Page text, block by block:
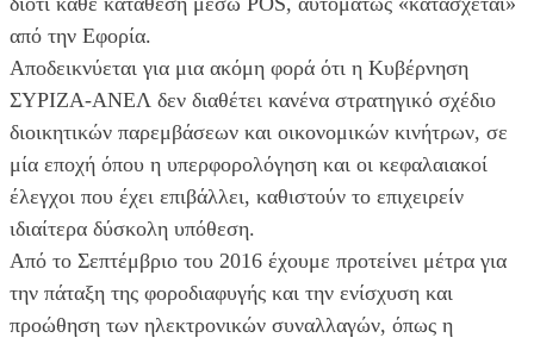
από την Εφορία.
Αποδεικνύεται για μια ακόμη φορά ότι η Κυβέρνηση
ΣΥΡΙΖΑ-ΑΝΕΛ δεν διαθέτει κανένα στρατηγικό σχέδιο
διοικητικών παρεμβάσεων και οικονομικών κινήτρων, σε
μία εποχή όπου η υπερφορολόγηση και οι κεφαλαιακοί
έλεγχοι που έχει επιβάλλει, καθιστούν το επιχειρείν
ιδιαίτερα δύσκολη υπόθεση.
Από το Σεπτέμβριο του 2016 έχουμε προτείνει μέτρα για
την πάταξη της φοροδιαφυγής και την ενίσχυση και
προώθηση των ηλεκτρονικών συναλλαγών, όπως η